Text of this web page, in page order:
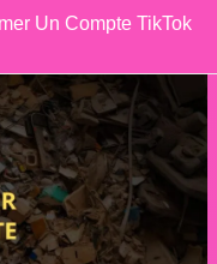
Un Compte TikTok